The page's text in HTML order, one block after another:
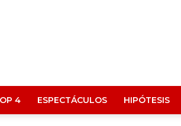
4 ESPECTÁCULOS HIPÓTESIS